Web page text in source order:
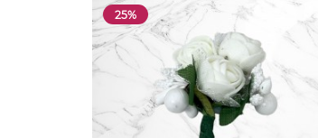
25%